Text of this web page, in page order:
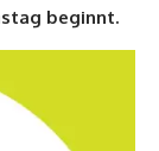
beginnt.